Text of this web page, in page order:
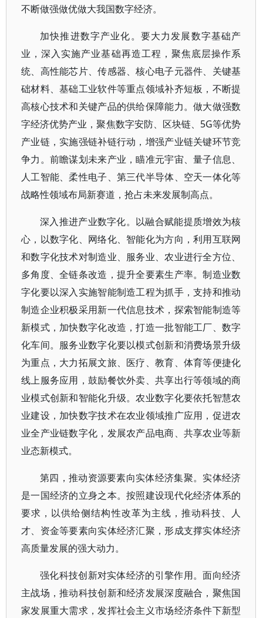
不断做强做优做大我国数字经济。
加快推进数字产业化。要大力发展数字基础产
业，深入实施产业基础再造工程，聚焦底层操作系
统、高性能芯片、传感器、核心电子元器件、关键基
础材料、基础工业软件等重点领域补齐短板，不断提
高核心技术和关键产品的供给保障能力。做大做强数
字经济优势产业，聚焦数字安防、区块链、5G等优势
产业链，实施强链补链行动，增强产业链关键环节竞
争力。前瞻谋划未来产业，瞄准元宇宙、量子信息、
人工智能、柔性电子、第三代半导体、空天一体化等
战略性领域布局新赛道，抢占未来发展制高点。
深入推进产业数字化。以融合赋能提质增效为核
心，以数字化、网络化、智能化为方向，利用互联网
和数字化技术对制造业、服务业、农业进行全方位、
多角度、全链条改造，提升全要素生产率。制造业数
字化要以深入实施智能制造工程为抓手，支持和推动
制造企业积极采用新一代信息技术，探索智能制造等
新模式，加快数字化改造，打造一批智能工厂、数字
化车间。服务业数字化要以模式创新和消费场景升级
为重点，大力拓展文旅、医疗、教育、体育等便捷化
线上服务应用，鼓励餐饮外卖、共享出行等领域的商
业模式创新和智能化升级。农业数字化要依托智慧农
业建设，加快数字技术在农业领域推广应用，促进农
业全产业链数字化，发展农产品电商、共享农业等新
业态新模式。
第四，推动资源要素向实体经济集聚。实体经济
是一国经济的立身之本。按照建设现代化经济体系的
要求，以供给侧结构性改革为主线，推动科技、人
才、资金等要素向实体经济汇聚，形成支撑实体经济
高质量发展的强大动力。
强化科技创新对实体经济的引擎作用。面向经济
主战场，推动科技创新和经济发展深度融合，聚焦国
家发展重大需求，发挥社会主义市场经济条件下新型